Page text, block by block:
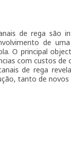
de rega são
de
O principal
com custos de
de rega
tanto de